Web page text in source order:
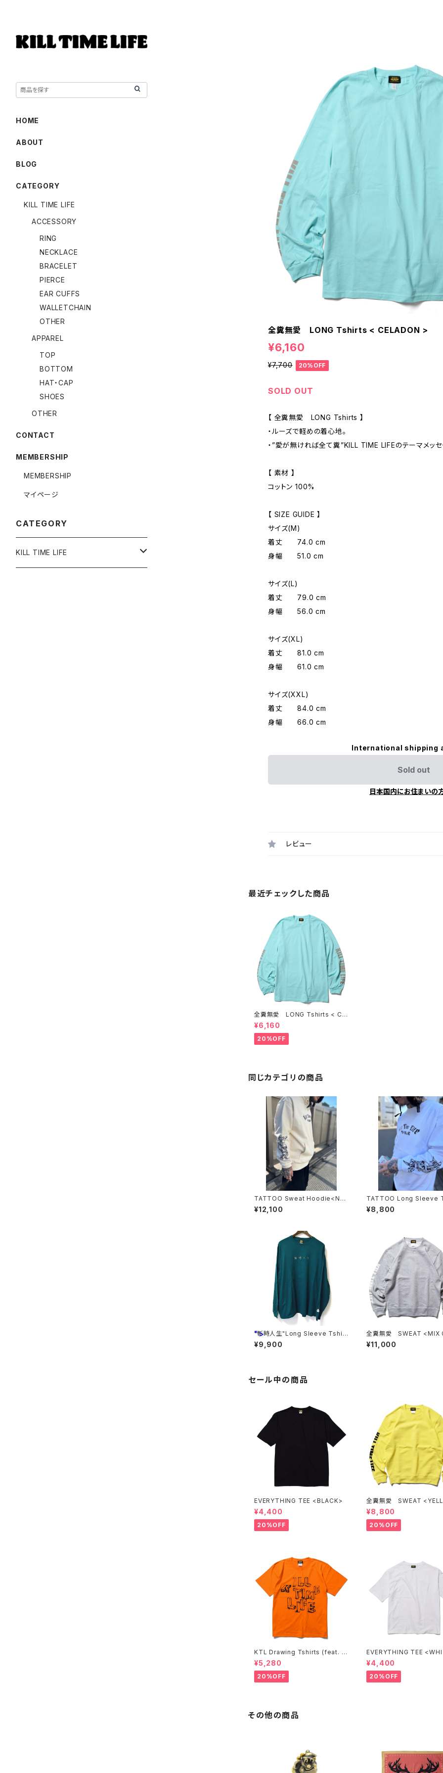
全糞無愛 LONG Tshirts < CELADON >
¥6,160
¥7,700 20%OFF
SOLD OUT
【 全糞無愛 LONG Tshirts 】
・ルーズで軽めの着心地。
・”愛が無ければ全て糞”KILL TIME LIFEのテーマメッセ
【 素材 】
コットン 100%
【 SIZE GUIDE 】
サイズ(M)
着丈 74.0 cm
身幅 51.0 cm
サイズ(L)
着丈 79.0 cm
身幅 56.0 cm
サイズ(XL)
着丈 81.0 cm
身幅 61.0 cm
サイズ(XXL)
着丈 84.0 cm
身幅 66.0 cm
International shipping
Sold out
日本国内にお住まいの
レビュー
最近チェックした商品
全糞無愛 LONG Tshirts < CE
LADON >
¥6,160
20%OFF
同じカテゴリの商品
TATTOO Sweat Hoodie<NA
TURAL>
¥12,100
TATTOO Long Sleeve
s<WHITE>
¥8,800
">
"斬時人生"Long Sleeve Tshirt
s <GREEN>
¥9,900
全糞無愛 SWEAT <MIX
>
¥11,000
セール中の商品
EVERYTHING TEE <BLACK>
¥4,400
20%OFF
全糞無愛 SWEAT
¥8,800
20%OFF
KTL Drawing Tshirts (feat. A
&A PRINTING) <ORANGE>
¥5,280
20%OFF
EVERYTHING TEE
¥4,400
20%OFF
その他の商品
HOME
ABOUT
BLOG
CATEGORY
KILL TIME LIFE
ACCESSORY
RING
NECKLACE
BRACELET
PIERCE
EAR CUFFS
WALLETCHAIN
OTHER
APPAREL
TOP
BOTTOM
HAT・CAP
SHOES
OTHER
CONTACT
MEMBERSHIP
MEMBERSHIP
マイページ
CATEGORY
KILL TIME LIFE